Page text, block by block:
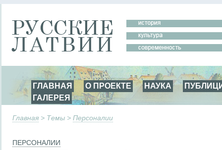
ГЛАВНАЯ О ПРОЕКТЕ НАУКА
ГАЛЕРЕЯ
Главная > Темы > Персоналии
ПЕРСОНАЛИИ